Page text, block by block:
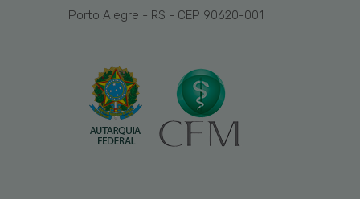
Porto Alegre - RS - CEP 90620-001